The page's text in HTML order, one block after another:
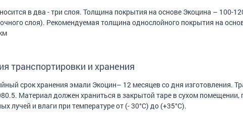
в два - три слоя. Толщина покрытия на основе Экоцина – 100-
слоя). Рекомендуемая толщина однослойного покрытия на
транспортировки и хранения
срок хранения эмали Экоцин– 12 месяцев со дня изготовления.
Материал должен храниться в закрытой таре в сухом
лучей и влаги при температуре от (- 30°С) до (+35°С).